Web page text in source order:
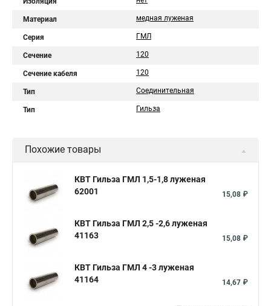
Материал медная луженая
Серия ГМЛ
Сечение 120
Сечение кабеля 120
Тип Соединительная
Тип Гильза
Похожие товары
КВТ Гильза ГМЛ 1,5-1,8 луженая
62001
15,08 ₽
КВТ Гильза ГМЛ 2,5 -2,6 луженая
41163
15,08 ₽
КВТ Гильза ГМЛ 4 -3 луженая
41164
14,67 ₽